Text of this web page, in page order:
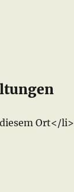
Ort</li>